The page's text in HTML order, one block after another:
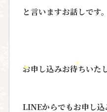
と言いますお話しです
お申し込みお待ちいた
LINEからでもお申し込